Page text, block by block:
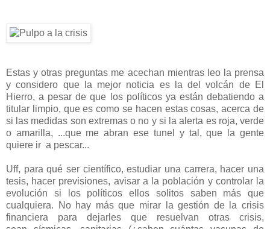
Estas y otras preguntas me acechan mientras leo la prensa
y considero que la mejor noticia es la del volcán de El
Hierro, a pesar de que los políticos ya están debatiendo a
titular limpio, que es como se hacen estas cosas, acerca de
si las medidas son extremas o no y si la alerta es roja, verde
o amarilla, ...que me abran ese tunel y tal, que la gente
quiere ir a pescar...
Uff, para qué ser científico, estudiar una carrera, hacer una
tesis, hacer previsiones, avisar a la población y controlar la
evolución si los políticos ellos solitos saben más que
cualquiera. No hay más que mirar la gestión de la crisis
financiera para dejarles que resuelvan otras crisis,